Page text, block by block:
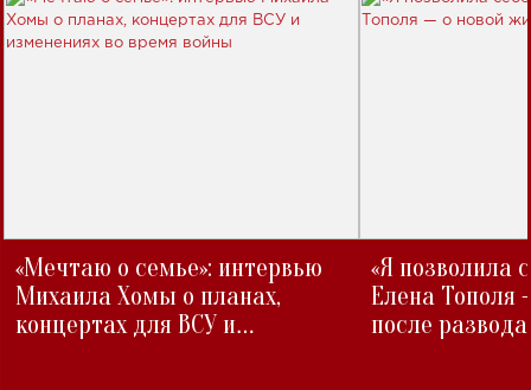
«Мечтаю о семье»: интервью
Михаила Хомы о планах,
концертах для ВСУ и
«Я позволила
Елена Тополя
после развода